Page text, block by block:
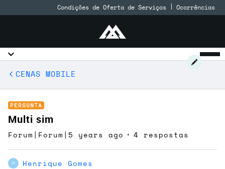
Condições de Oferta de Serviços Ocorrências
CENAS MOBILE
PERGUNTA
Multi sim
Forum|Forum|5 years ago 4 respostas
H Henrique Gomes